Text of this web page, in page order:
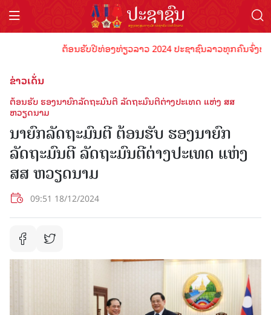
ຕ້ອນຮັບປີທ່ອງທ່ຽວລາວ 2024 ປະຊາຊົນລາວທຸກຄົນຈົ່ງພ້ອ
ຂ່າວເດັ່ນ
ຕ້ອນຮັບ ຮອງນາຍົກລັດຖະມົນຕີ ລັດຖະມົນຕີຕ່າງປະເທດ ແຫ່ງ ສສ
ຫວຽດນາມ
ນາຍົກລັດຖະມົນຕີ ຕ້ອນຮັບ ຮອງນາຍົກ
ລັດຖະມົນຕີ ລັດຖະມົນຕີຕ່າງປະເທດ ແຫ່ງ
ສສ ຫວຽດນາມ
09:51 18/12/2024